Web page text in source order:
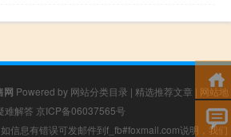
网 Powered by 网站分类目录 | 精选推荐文章 | 网站地
难解答 京ICP备06037565号
信息有错误可发邮件到f_fb#foxmail.com说明，我们